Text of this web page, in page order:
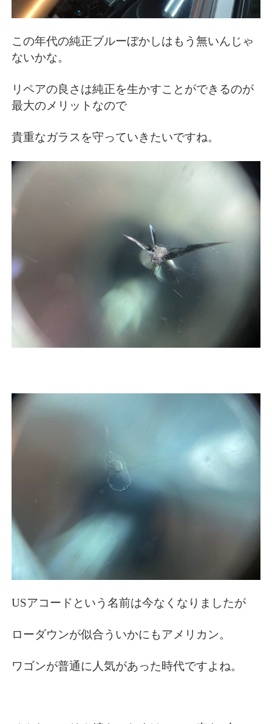
この年代の純正ブルーぼかしはもう無いんじゃ
ないかな。
リペアの良さは純正を生かすことができるのが
最大のメリットなので
貴重なガラスを守っていきたいですね。
USアコードという名前は今なくなりましたが
ローダウンが似合ういかにもアメリカン。
ワゴンが普通に人気があった時代ですよね。